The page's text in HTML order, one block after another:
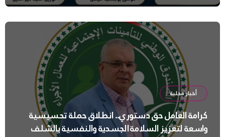
أخبار محلية
كرامة العامل حق دستوري.. انطلاق حملة تحسيسية
واسعة لتعزيز السلامة الجسدية والنفسية بالشلف